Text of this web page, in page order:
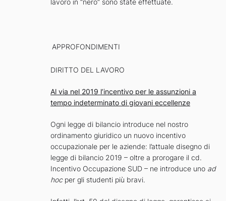
lavoro in “nero” sono state effettuate.
APPROFONDIMENTI
DIRITTO DEL LAVORO
Al via nel 2019 l’incentivo per le assunzioni a
tempo indeterminato di giovani eccellenze
Ogni legge di bilancio introduce nel nostro
ordinamento giuridico un nuovo incentivo
occupazionale per le aziende: l’attuale disegno di
legge di bilancio 2019 – oltre a prorogare il cd.
Incentivo Occupazione SUD – ne introduce uno ad
hocper gli studenti più bravi.